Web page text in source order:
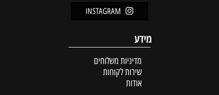
INSTAGRAM
מידע
מדיניות משלוחים
שירות לקוחות
אודות